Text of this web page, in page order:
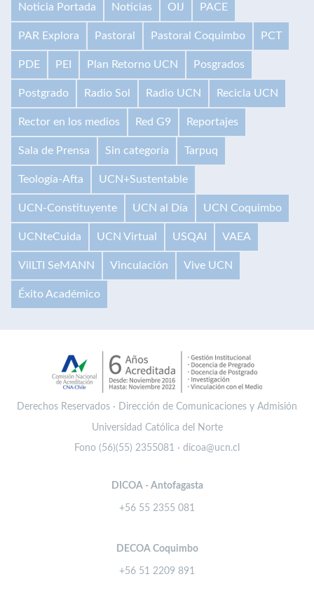
Noticia Portada Noticias OIJ PACE
PAR Explora Pastoral Pastoral Coquimbo PCT
PDE PEI Plan Retorno UCN Posgrados
Postgrado Radio Sol Radio UCN Recicla UCN
Rector en los medios Red G9 Reportajes
Sala de Prensa Sin categoría Tarpuq
Teología-Afta UCN+Sustentable
UCN-Constituyente UCN al Día UCN Coquimbo
UCNteCuida UCN Virtual USQAI VAEA
VilLTI SeMANN Vinculación Vive UCN
Éxito Académico
Derechos Reservados · Dirección de Comunicaciones y Admisión
Universidad Católica del Norte
Fono (56)(55) 2355081 · dicoa@ucn.cl
DICOA - Antofagasta
+56 55 2355 081
DECOA Coquimbo
+56 51 2209 891